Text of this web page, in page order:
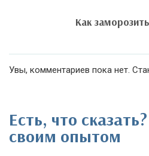
Как
Увы, комментариев пока нет.
Есть, что
своим опытом